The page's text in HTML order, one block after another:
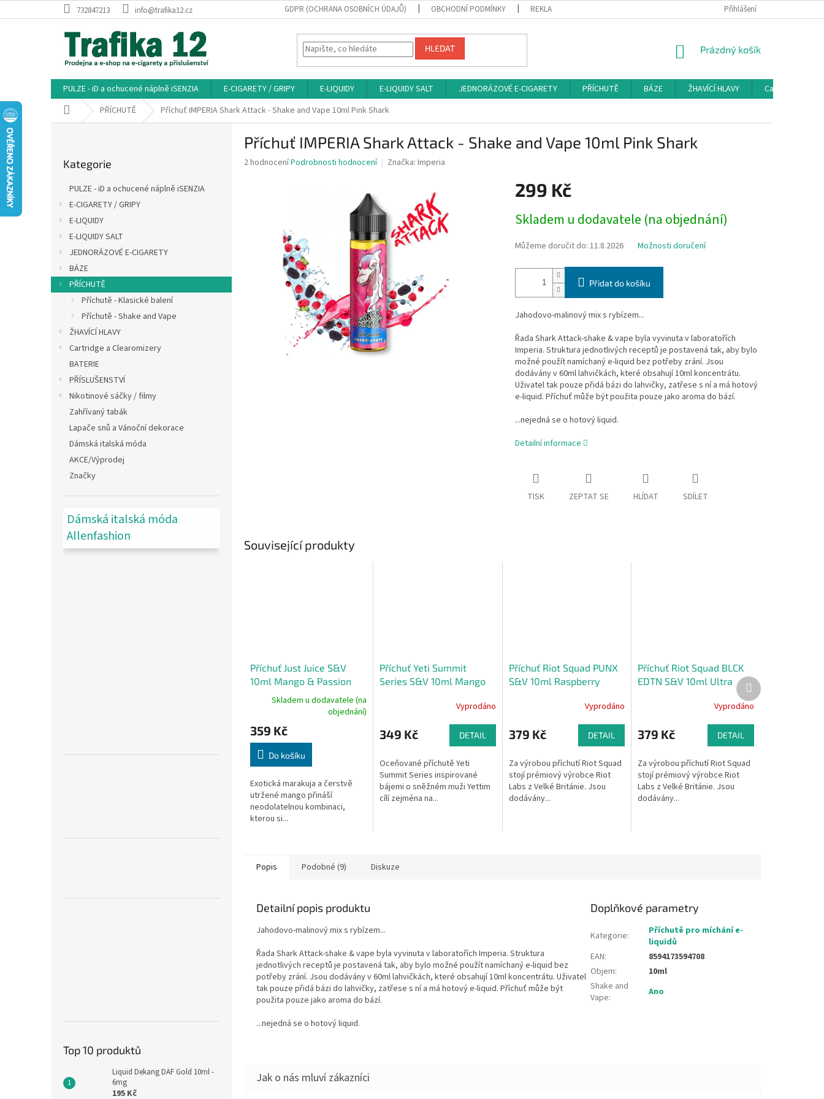
na
732847213 info@trafika12.cz GDPR (OCHRANA OSOBNÍCH ÚDAJŮ) OBCHODNÍ PODMÍNKY REKLAMAČNÍ ŘÁD HODNOCENÍ OBCHODU
Přihlášení
HLEDAT
NÁKUPNÍ
Prázdný košík
PULZE - iD a ochucené náplně iSENZIA E-CIGARETY / GRIPY E-LIQUIDY E-LIQUIDY SALT JEDNORÁZOVÉ E-CIGARETY PŘÍCHUTĚ BÁZE ŽHAVÍCÍ HLAVY
Cartridge a
Domů PŘÍCHUTĚ Příchuť IMPERIA Shark Attack - Shake and Vape 10ml Pink Shark
n
e
kategorie
Kategorie
PULZE - iD a ochucené náplně iSENZIA
E-CIGARETY / GRIPY
E-LIQUIDY
E-LIQUIDY SALT
JEDNORÁZOVÉ E-CIGARETY
BÁZE
PŘÍCHUTĚ
Příchutě - Klasické balení
Příchutě - Shake and Vape
ŽHAVÍCÍ HLAVY
Cartridge a Clearomizery
BATERIE
PŘÍSLUŠENSTVÍ
Nikotinové sáčky / filmy
Zahřívaný tabák
Lapače snů a Vánoční dekorace
Dámská italská móda
AKCE/Výprodej
Značky
Dámská italská móda
Allenfashion
Top 10 produktů
Liquid Dekang DAF Gold 10ml -
6mg
195 Kč
Příchuť IMPERIA Shark Attack - Shake and Vape 10ml Pink Shark
Průměrné
hvězdiček.
2 hodnoceníPodrobnosti hodnocení Značka: Imperia
299 Kč
cena:
Skladem u dodavatele (na objednání)
Můžeme doručit do: 11.8.2026 Možnosti doručení
Přidat do košíku
Jahodovo-malinový mix s rybízem...
Řada Shark Attack-shake & vape byla vyvinuta v laboratořích
Imperia. Struktura jednotlivých receptů je postavená tak, aby bylo
možné použít namíchaný e-liquid bez potřeby zrání. Jsou
dodávány v 60ml lahvičkách, které obsahují 10ml koncentrátu.
Uživatel tak pouze přidá bázi do lahvičky, zatřese s ní a má hotový
e-liquid. Příchuť může být použita pouze jako aroma do bází.
...nejedná se o hotový liquid.
Detailní informace
TISK ZEPTAT SE HLÍDAT SDÍLET
Související produkty
Příchuť Just Juice S&V
10ml Mango & Passion
Skladem u dodavatele (na
objednání)
359 Kč
Do košíku
Exotická marakuja a čerstvě
utržené mango přináší
neodolatelnou kombinaci,
kterou si...
Příchuť Yeti Summit
Series S&V 10ml Mango
Vyprodáno
349 Kč DETAIL
Oceňované příchutě Yeti
Summit Series inspirované
bájemi o sněžném muži Yettim
cílí zejména na...
Příchuť Riot Squad PUNX
S&V 10ml Raspberry
Vyprodáno
379 Kč DETAIL
Za výrobou příchutí Riot Squad
stojí prémiový výrobce Riot
Labs z Velké Británie. Jsou
dodávány...
Příchuť Riot Squad BLCK
EDTN S&V 10ml Ultra
Vyprodáno
379 Kč DETAIL
Za výrobou příchutí Riot Squad
stojí prémiový výrobce Riot
Labs z Velké Británie. Jsou
dodávány...
Další
produkt
Popis Podobné (9) Diskuze
Detailní popis produktu
Jahodovo-malinový mix s rybízem...
Řada Shark Attack-shake & vape byla vyvinuta v laboratořích Imperia. Struktura
jednotlivých receptů je postavená tak, aby bylo možné použít namíchaný e-liquid bez
potřeby zrání. Jsou dodávány v 60ml lahvičkách, které obsahují 10ml koncentrátu. Uživatel
tak pouze přidá bázi do lahvičky, zatřese s ní a má hotový e-liquid. Příchuť může být
použita pouze jako aroma do bází.
...nejedná se o hotový liquid.
Doplňkové parametry
Kategorie:
Příchutě pro míchání e-
liquidů
EAN:
8594173594708
Objem:
10ml
Shake and
Vape: Ano